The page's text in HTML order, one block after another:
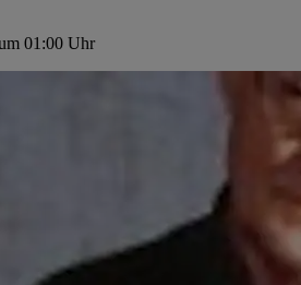
01:00 Uhr